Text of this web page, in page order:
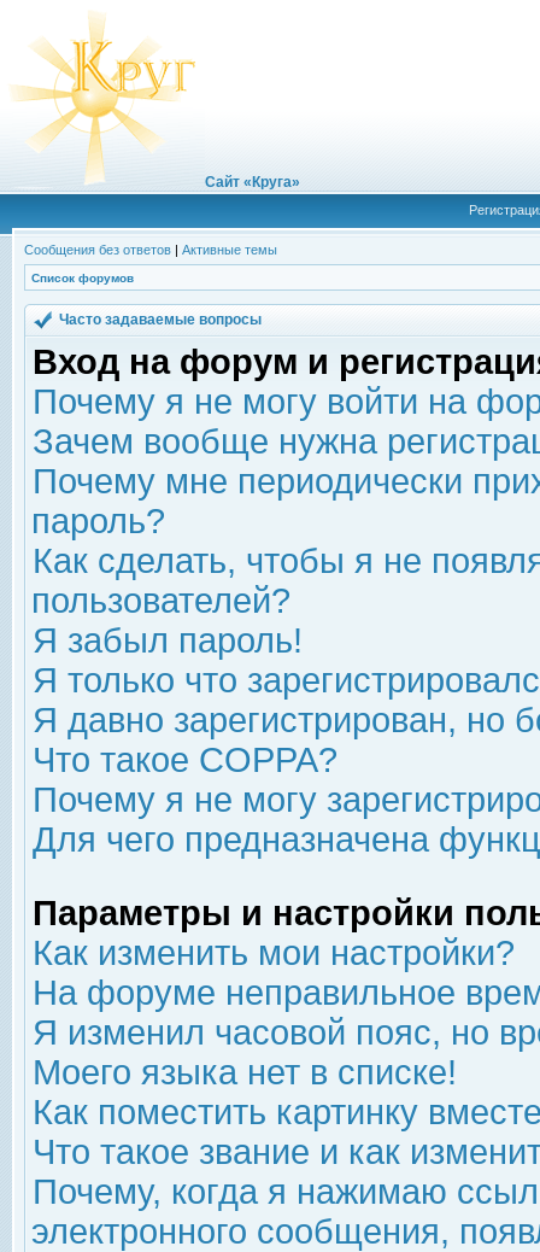
Сайт «Круга»
Сообщения без ответов | Активные темы
Список форумов
Часто задаваемые вопросы
Вход на форум и
Почему я не могу войти на
Зачем вообще нужна
Почему мне периодически
пароль?
Как сделать, чтобы я не
пользователей?
Я забыл пароль!
Я только что
Я давно зарегистрирован, но
Что такое COPPA?
Почему я не могу
Для чего предназначена
Параметры и настройки
Как изменить мои настройки?
На форуме неправильное
Я изменил часовой пояс, но
Моего языка нет в списке!
Как поместить картинку
Что такое звание и как
Почему, когда я нажимаю
электронного сообщения,